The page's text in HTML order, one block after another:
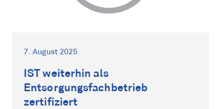
7. August 2025
IST weiterhin als
Entsorgungsfachbetrieb
zertifiziert